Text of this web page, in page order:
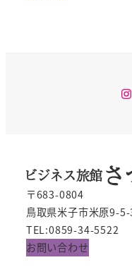
〒683-0804
鳥取県米子市米原9-
TEL:0859-34-5522
お問い合わせ